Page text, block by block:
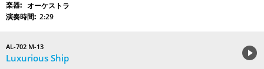
オーケストラ
2:29
AL-702 M-13
Luxurious Ship